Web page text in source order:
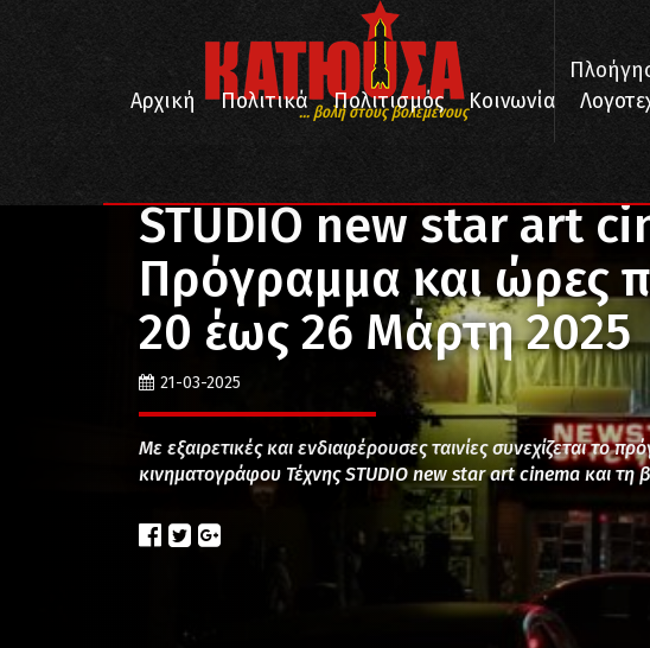
... βολή στους βολεμένους
Αρχική
Πολιτικά Πολιτισμός Κοινωνία
Εκδηλώσεις STUDIO new star art cinema – Πρόγραμμα
STUDIO new star art
Πρόγραμμα και ώρες
20 έως 26 Μάρτη 2025
21-03-2025
Με εξαιρετικές και ενδιαφέρουσες ταινίες συνεχίζεται το
κινηματογράφου Τέχνης STUDIO new star art cinema και